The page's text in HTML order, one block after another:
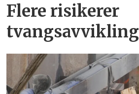
Flere risikerer
tvangsavvikling